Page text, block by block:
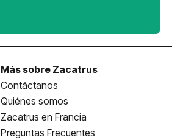
Más sobre Zacatrus
Contáctanos
Quiénes somos
Zacatrus en Francia
Preguntas Frecuentes